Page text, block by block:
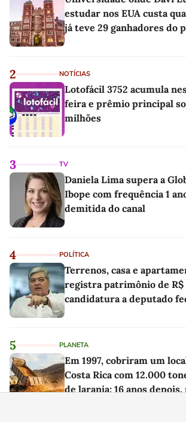
estudar nos EUA custa
já teve 29 ganhadores do
2 NOTÍCIAS
Lotofácil 3752 acumula
feira e prêmio principal
milhões
3 TV
Daniela Lima supera a
Ibope com frequência 1
demitida do canal
4 POLÍTICA
Terrenos, casa e
registra patrimônio de R$
candidatura a deputado
5 PLANETA
Em 1997, cobriram um
Costa Rica com 12.000
de laranja; 16 anos